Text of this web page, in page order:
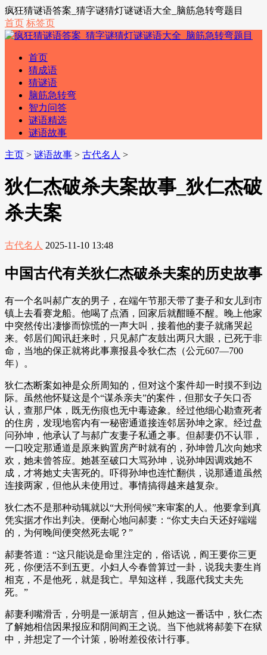
疯狂猜谜语答案_猜字谜猜灯谜谜语大全_脑筋急转弯题目
首页 标签页
首页
猜成语
猜谜语
脑筋急转弯
智力问答
谜语精选
谜语故事
主页 > 谜语故事 > 古代名人 >
狄仁杰破杀夫案故事_狄仁杰破
杀夫案
古代名人 2025-11-10 13:48
中国古代有关狄仁杰破杀夫案的历史故事
有一个名叫郝广友的男子，在端午节那天带了妻子和女儿到市
镇上去看赛龙船。他喝了点酒，回家后就酣睡不醒。晚上他家
中突然传出凄惨而惊慌的一声大叫，接着他的妻子就痛哭起
来。邻居们闻讯赶来时，只见郝广友鼓出两只大眼，已死于非
命，当地的保正就将此事禀报县令狄仁杰（公元607—700
年）。
狄仁杰断案如神是众所周知的，但对这个案件却一时摸不到边
际。虽然他怀疑这是个“谋杀亲夫”的案件，但那女子矢口否
认，查那尸体，既无伤痕也无中毒迹象。经过他细心勘查死者
的住房，发现地窖内有一秘密通道接连邻居孙坤之家。经过盘
问孙坤，他承认了与郝广友妻子私通之事。但郝妻仍不认罪，
一口咬定那通道是原来购置房产时就有的，孙坤曾几次向她求
欢，她未曾答应。她甚至破口大骂孙坤，说孙坤因调戏她不
成，才将她丈夫害死的。吓得孙坤也连忙翻供，说那通道虽然
连接两家，但他从未使用过。事情搞得越来越复杂。
狄仁杰不是那种动辄就以“大刑伺候”来审案的人。他要拿到真
凭实据才作出判决。便耐心地问郝妻：“你丈夫白天还好端端
的，为何晚间便突然死去呢？”
郝妻答道：“这只能说是命里注定的，俗话说，阎王要你三更
死，你便活不到五更。小妇人今春曾算过一卦，说我夫妻生肖
相克，不是他死，就是我亡。早知这样，我愿代我丈夫先
死。”
郝妻利嘴滑舌，分明是一派胡言，但从她这一番话中，狄仁杰
了解她相信因果报应和阴间阎王之说。当下他就将郝姜下在狱
中，并想定了一个计策，吩咐差役依计行事。